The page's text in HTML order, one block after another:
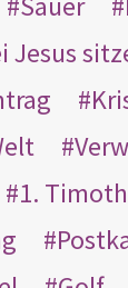
Jesus
1.